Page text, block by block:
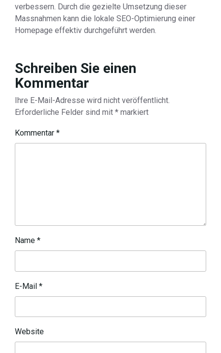
verbessern. Durch die gezielte Umsetzung dieser
Massnahmen kann die lokale SEO-Optimierung einer
Homepage effektiv durchgeführt werden.
Schreiben Sie einen
Kommentar
Ihre E-Mail-Adresse wird nicht veröffentlicht.
Erforderliche Felder sind mit * markiert
Kommentar *
Name *
E-Mail *
Website